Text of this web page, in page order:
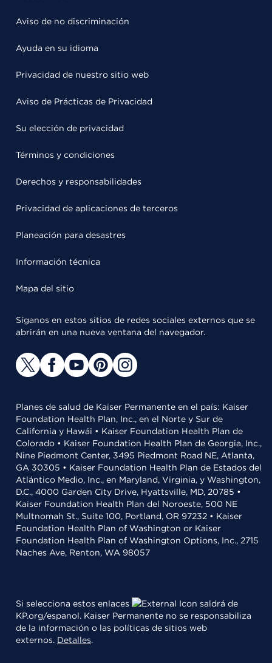
Aviso de no discriminación
Ayuda en su idioma
Privacidad de nuestro sitio web
Aviso de Prácticas de Privacidad
Su elección de privacidad
Términos y condiciones
Derechos y responsabilidades
Privacidad de aplicaciones de terceros
Planeación para desastres
Información técnica
Mapa del sitio
Síganos en estos sitios de redes sociales externos que se
abrirán en una nueva ventana del navegador.
Planes de salud de Kaiser Permanente en el país: Kaiser
Foundation Health Plan, Inc., en el Norte y Sur de
California y Hawái • Kaiser Foundation Health Plan de
Colorado • Kaiser Foundation Health Plan de Georgia, Inc.,
Nine Piedmont Center, 3495 Piedmont Road NE, Atlanta,
GA 30305 • Kaiser Foundation Health Plan de Estados del
Atlántico Medio, Inc., en Maryland, Virginia, y Washington,
D.C., 4000 Garden City Drive, Hyattsville, MD, 20785 •
Kaiser Foundation Health Plan del Noroeste, 500 NE
Multnomah St., Suite 100, Portland, OR 97232 • Kaiser
Foundation Health Plan of Washington or Kaiser
Foundation Health Plan of Washington Options, Inc., 2715
Naches Ave, Renton, WA 98057
Si selecciona estos enlaces
saldrá de
KP.org/espanol. Kaiser Permanente no se responsabiliza
de la información o las políticas de sitios web
externos. Detalles.